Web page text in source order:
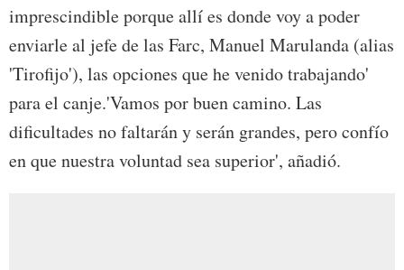
imprescindible porque allí es donde voy a poder
enviarle al jefe de las Farc, Manuel Marulanda (alias
'Tirofijo'), las opciones que he venido trabajando'
para el canje.'Vamos por buen camino. Las
dificultades no faltarán y serán grandes, pero confío
en que nuestra voluntad sea superior', añadió.